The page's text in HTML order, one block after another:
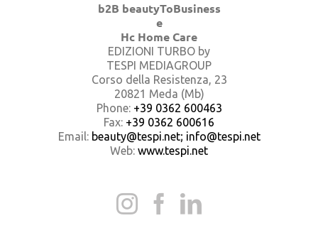
b2B beautyToBusiness
e
Hc Home Care
EDIZIONI TURBO by
TESPI MEDIAGROUP
Corso della Resistenza, 23
20821 Meda (Mb)
Phone: +39 0362 600463
Fax: +39 0362 600616
Email: beauty@tespi.net; info@tespi.net
Web: www.tespi.net